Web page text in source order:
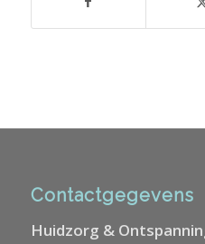
Contactgegevens
Huidzorg &